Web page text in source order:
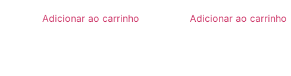
Adicionar ao carrinho Adicionar ao carrinho